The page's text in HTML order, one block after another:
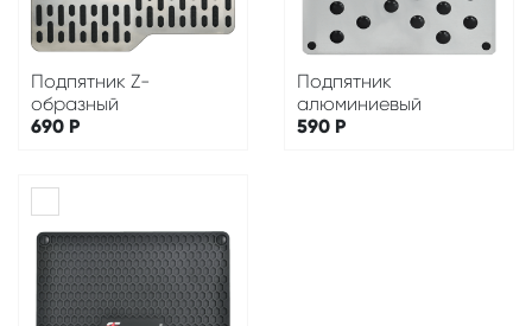
Подпятник Z-
образный
690 Р
Подпятник
алюминиевый
590 Р